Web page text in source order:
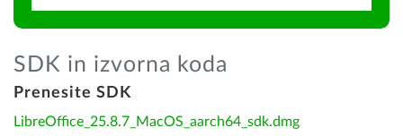
SDK in izvorna koda
Prenesite SDK
LibreOffice_25.8.7_MacOS_aarch64_sdk.dmg